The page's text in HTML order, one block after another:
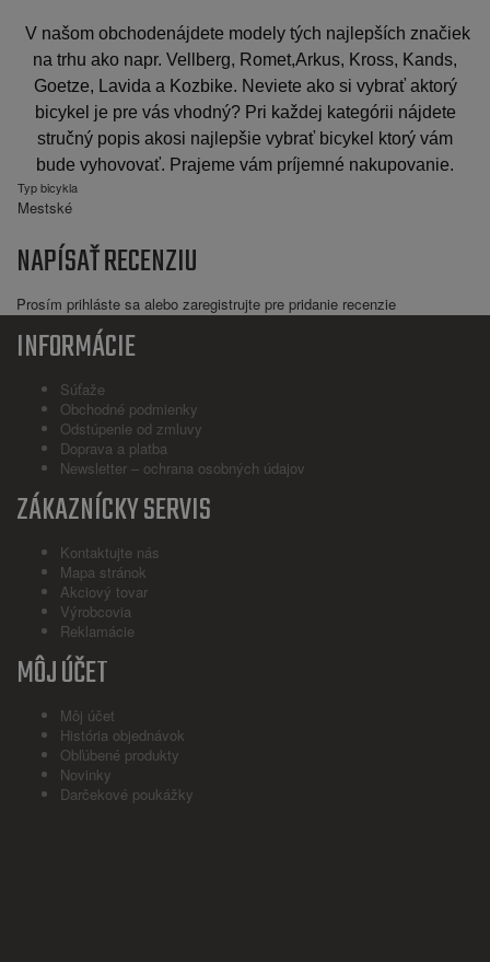
V našom obchodenájdete modely tých najlepších značiek
na trhu ako napr. Vellberg, Romet,Arkus, Kross, Kands,
Goetze, Lavida a Kozbike. Neviete ako si vybrať aktorý
bicykel je pre vás vhodný? Pri každej kategórii nájdete
stručný popis akosi najlepšie vybrať bicykel ktorý vám
bude vyhovovať. Prajeme vám príjemné nakupovanie.
Typ bicykla
Mestské
NAPÍSAŤ RECENZIU
Prosím prihláste sa alebo zaregistrujte pre pridanie recenzie
INFORMÁCIE
Súťaže
Obchodné podmienky
Odstúpenie od zmluvy
Doprava a platba
Newsletter – ochrana osobných údajov
ZÁKAZNÍCKY SERVIS
Kontaktujte nás
Mapa stránok
Akciový tovar
Výrobcovia
Reklamácie
MÔJ ÚČET
Môj účet
História objednávok
Obľúbené produkty
Novinky
Darčekové poukážky